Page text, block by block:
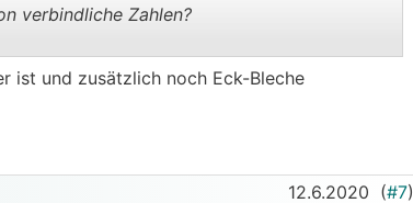
verbindliche Zahlen?
ist und zusätzlich noch Eck-Bleche
12.6.2020 (#7)